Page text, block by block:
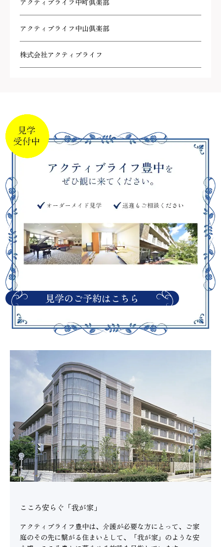
アクティブライフ中町倶楽部
アクティブライフ中山倶楽部
株式会社アクティブライフ
見学のご予約はこちら
こころ安らぐ「我が家」
アクティブライフ豊中は、介護が必要な方にとって、ご家
庭のその先に繋がる住まいとして、「我が家」のような安